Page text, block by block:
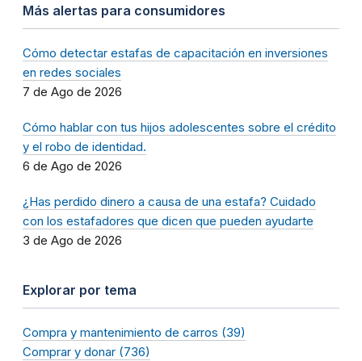
Más alertas para consumidores
Cómo detectar estafas de capacitación en inversiones
en redes sociales
7 de Ago de 2026
Cómo hablar con tus hijos adolescentes sobre el crédito
y el robo de identidad.
6 de Ago de 2026
¿Has perdido dinero a causa de una estafa? Cuidado
con los estafadores que dicen que pueden ayudarte
3 de Ago de 2026
Explorar por tema
Compra y mantenimiento de carros (39)
Comprar y donar (736)